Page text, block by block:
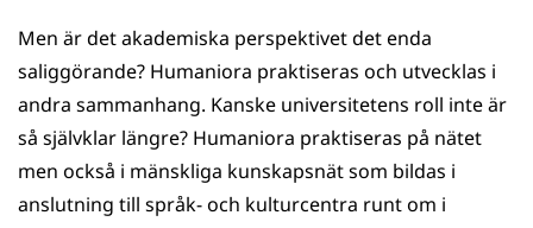
Men är det akademiska perspektivet det enda
saliggörande? Humaniora praktiseras och utvecklas i
andra sammanhang. Kanske universitetens roll inte är
så självklar längre? Humaniora praktiseras på nätet
men också i mänskliga kunskapsnät som bildas i
anslutning till språk- och kulturcentra runt om i